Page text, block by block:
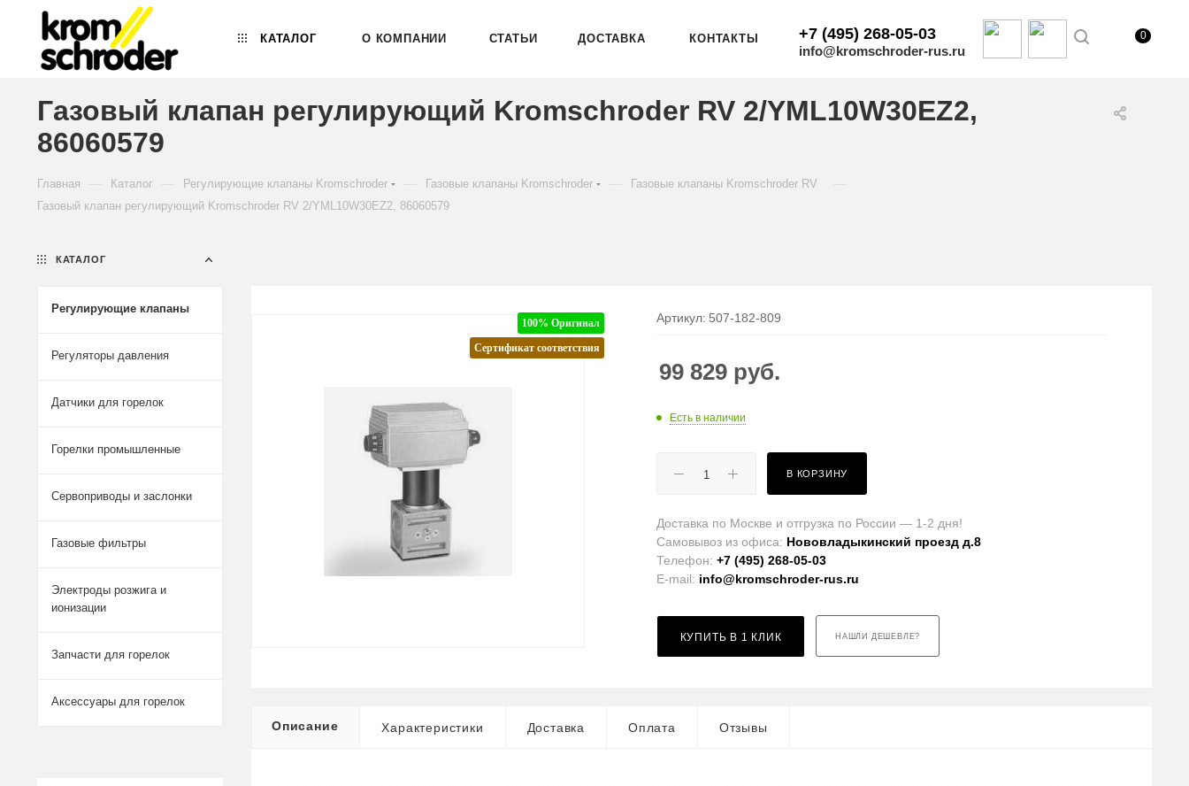
КАТАЛОГ О КОМПАНИИ СТАТЬИ ДОСТАВКА КОНТАКТЫ +7 (495) 268-05-03
info@kromschroder-rus.ru
0
Газовый клапан регулирующий Kromschroder RV 2/YML10W30EZ2,
86060579
Главная Каталог Регулирующие клапаны Kromschroder Газовые клапаны Kromschroder Газовые клапаны Kromschroder RV
Газовый клапан регулирующий Kromschroder RV 2/YML10W30EZ2, 86060579
100% Оригинал
Сертификат соответствия
Артикул: 507-182-809
99 829 руб.
Есть в наличии
В КОРЗИНУ
Доставка по Москве и отгрузка по России — 1-2 дня!
Самовывоз из офиса: Нововладыкинский проезд д.8
Телефон:+7 (495) 268-05-03
E-mail: info@kromschroder-rus.ru
КУПИТЬ В 1 КЛИК НАШЛИ ДЕШЕВЛЕ?
Описание Характеристики Доставка Оплата Отзывы
КАТАЛОГ
Регулирующие клапаны
Регуляторы давления
Датчики для горелок
Горелки промышленные
Сервоприводы и заслонки
Газовые фильтры
Электроды розжига и
ионизации
Запчасти для горелок
Аксессуары для горелок